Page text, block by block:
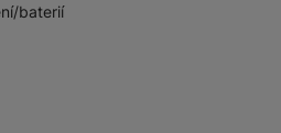
baterií